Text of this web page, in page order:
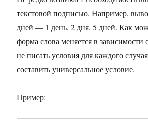
текстовой подписью. Например,
дней — 1 день, 2 дня, 5 дней. Как
форма слова меняется в зависимости
не писать условия для каждого
составить универсальное условие.
Пример: